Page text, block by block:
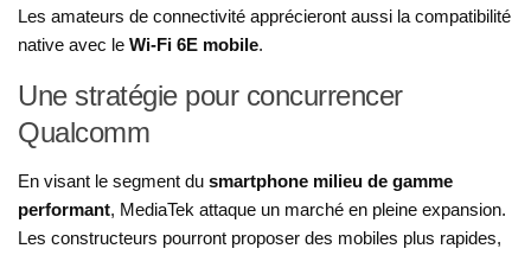
Les amateurs de connectivité apprécieront aussi la compatibilité
native avec le Wi-Fi 6E mobile.
Une stratégie pour concurrencer
Qualcomm
En visant le segment du smartphone milieu de gamme
performant, MediaTek attaque un marché en pleine expansion.
Les constructeurs pourront proposer des mobiles plus rapides,